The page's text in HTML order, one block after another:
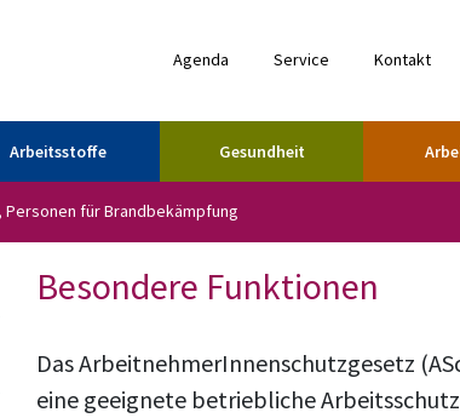
Agenda Service Kontakt
Arbeitsstoffe Gesundheit
Personen für Brandbekämpfung
Besondere Funktionen
Das ArbeitnehmerInnenschutzgesetz
eine geeignete betriebliche